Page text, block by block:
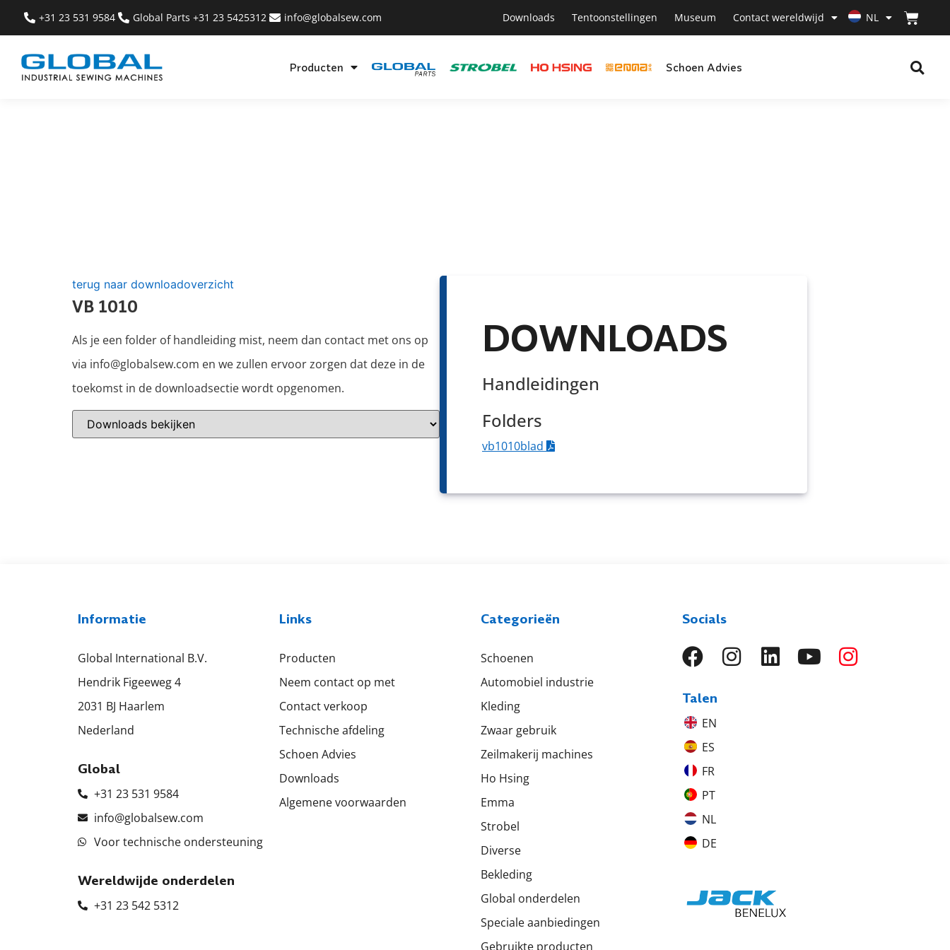
+31 23 531 9584 Global Parts +31 23 5425312 info@globalsew.com Downloads Tentoonstellingen Museum Contact wereldwijd NL
Producten Schoen Advies
terug naar downloadoverzicht
VB 1010
Als je een folder of handleiding mist, neem dan contact met ons op
via info@globalsew.com en we zullen ervoor zorgen dat deze in de
toekomst in de downloadsectie wordt opgenomen.
DOWNLOADS
Handleidingen
Folders
vb1010blad
Informatie
Global International B.V.
Hendrik Figeeweg 4
2031 BJ Haarlem
Nederland
Global
+31 23 531 9584
info@globalsew.com
Voor technische ondersteuning
Wereldwijde onderdelen
+31 23 542 5312
Links
Producten
Neem contact op met
Contact verkoop
Technische afdeling
Schoen Advies
Downloads
Algemene voorwaarden
Categorieën
Schoenen
Automobiel industrie
Kleding
Zwaar gebruik
Zeilmakerij machines
Ho Hsing
Emma
Strobel
Diverse
Bekleding
Global onderdelen
Speciale aanbiedingen
Gebruikte producten
Socials
Talen
EN
ES
FR
PT
NL
DE